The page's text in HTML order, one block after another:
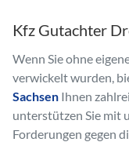
Kfz Gutachter
Wenn Sie ohne
verwickelt wurden,
SachsenIhnen
unterstützen Sie mit
Forderungen gegen